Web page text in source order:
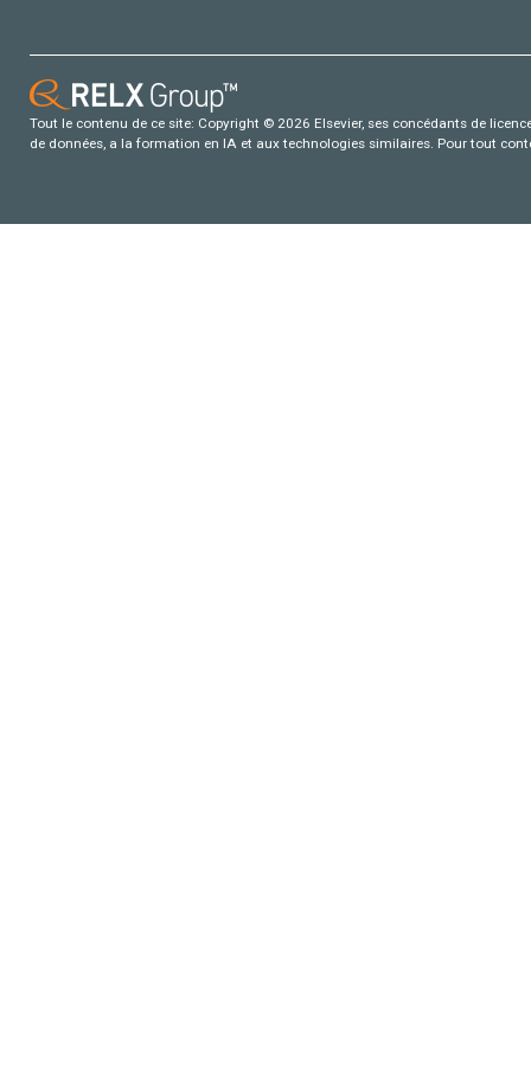
Tout le contenu de ce site: Copyright © 2026 Elsevier, ses concédants de
de données, a la formation en IA et aux technologies similaires. Pour tout